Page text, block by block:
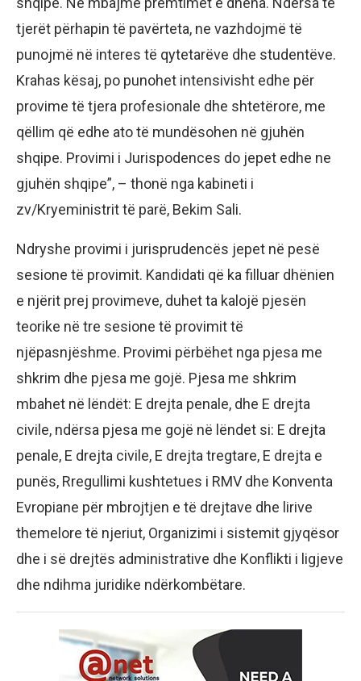
tjerët përhapin të pavërteta, ne vazhdojmë të
punojmë në interes të qytetarëve dhe studentëve.
Krahas kësaj, po punohet intensivisht edhe për
provime të tjera profesionale dhe shtetërore, me
qëllim që edhe ato të mundësohen në gjuhën
shqipe. Provimi i Jurispodences do jepet edhe ne
gjuhën shqipe”, – thonë nga kabineti i
zv/Kryeministrit të parë, Bekim Sali.
Ndryshe provimi i jurisprudencës jepet në pesë
sesione të provimit. Kandidati që ka filluar dhënien
e njërit prej provimeve, duhet ta kalojë pjesën
teorike në tre sesione të provimit të
njëpasnjëshme. Provimi përbëhet nga pjesa me
shkrim dhe pjesa me gojë. Pjesa me shkrim
mbahet në lëndët: E drejta penale, dhe E drejta
civile, ndërsa pjesa me gojë në lëndet si: E drejta
penale, E drejta civile, E drejta tregtare, E drejta e
punës, Rregullimi kushtetues i RMV dhe Konventa
Evropiane për mbrojtjen e të drejtave dhe lirive
themelore të njeriut, Organizimi i sistemit gjyqësor
dhe i së drejtës administrative dhe Konflikti i ligjeve
dhe ndihma juridike ndërkombëtare.